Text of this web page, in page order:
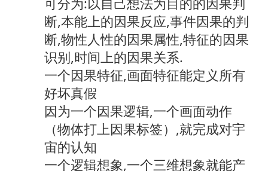
断,本能上的因果反应,事件因果的判
断,物性人性的因果属性,特征的因果
识别,时间上的因果关系.
一个因果特征,画面特征能定义所有
好坏真假
因为一个因果逻辑,一个画面动作
（物体打上因果标签）,就完成对宇
宙的认知
一个逻辑想象,一个三维想象就能产